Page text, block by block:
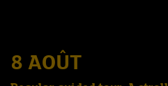
8 AOÛT